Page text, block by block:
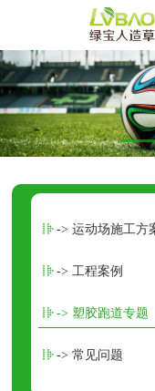
-> 运动场施工方
-> 工程案例
-> 塑胶跑道专题
-> 常见问题